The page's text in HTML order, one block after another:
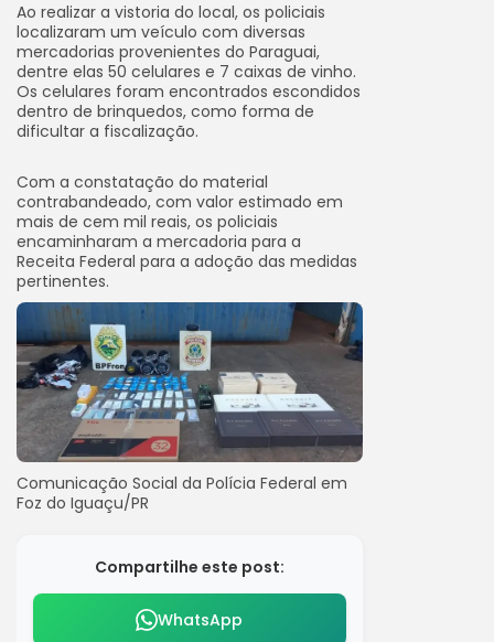
Ao realizar a vistoria do local, os policiais
localizaram um veículo com diversas
mercadorias provenientes do Paraguai,
dentre elas 50 celulares e 7 caixas de vinho.
Os celulares foram encontrados escondidos
dentro de brinquedos, como forma de
dificultar a fiscalização.
Com a constatação do material
contrabandeado, com valor estimado em
mais de cem mil reais, os policiais
encaminharam a mercadoria para a
Receita Federal para a adoção das medidas
pertinentes.
Comunicação Social da Polícia Federal em
Foz do Iguaçu/PR
Compartilhe este post:
WhatsApp